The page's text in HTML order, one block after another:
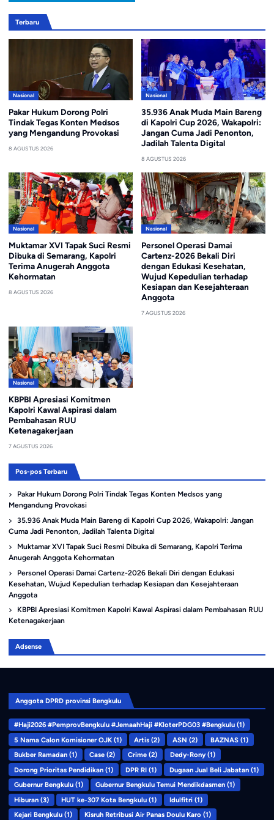
Terbaru
Nasional
Pakar Hukum Dorong Polri
Tindak Tegas Konten Medsos
yang Mengandung Provokasi
8 AGUSTUS 2026
Nasional
35.936 Anak Muda Main Bareng
di Kapolri Cup 2026, Wakapolri:
Jangan Cuma Jadi Penonton,
Jadilah Talenta Digital
8 AGUSTUS 2026
Nasional
Muktamar XVI Tapak Suci Resmi
Dibuka di Semarang, Kapolri
Terima Anugerah Anggota
Kehormatan
8 AGUSTUS 2026
Nasional
Personel Operasi Damai
Cartenz-2026 Bekali Diri
dengan Edukasi Kesehatan,
Wujud Kepedulian terhadap
Kesiapan dan Kesejahteraan
Anggota
7 AGUSTUS 2026
Nasional
KBPBI Apresiasi Komitmen
Kapolri Kawal Aspirasi dalam
Pembahasan RUU
Ketenagakerjaan
7 AGUSTUS 2026
Pos-pos Terbaru
Pakar Hukum Dorong Polri Tindak Tegas Konten Medsos yang
Mengandung Provokasi
35.936 Anak Muda Main Bareng di Kapolri Cup 2026, Wakapolri: Jangan
Cuma Jadi Penonton, Jadilah Talenta Digital
Muktamar XVI Tapak Suci Resmi Dibuka di Semarang, Kapolri Terima
Anugerah Anggota Kehormatan
Personel Operasi Damai Cartenz-2026 Bekali Diri dengan Edukasi
Kesehatan, Wujud Kepedulian terhadap Kesiapan dan Kesejahteraan
Anggota
KBPBI Apresiasi Komitmen Kapolri Kawal Aspirasi dalam Pembahasan RUU
Ketenagakerjaan
Adsense
Anggota DPRD provinsi Bengkulu
#Haji2026 #PemprovBengkulu #JemaahHaji #KloterPDG03 #Bengkulu(1)
5 Nama Calon Komisioner OJK(1) Artis (2) ASN (2) BAZNAS (1)
Bukber Ramadan(1) Case (2) Crime (2) Dedy-Rony(1)
Dorong Prioritas Pendidikan(1) DPR RI (1) Dugaan Jual Beli Jabatan (1)
Gubernur Bengkulu(1) Gubernur Bengkulu Temui Mendikdasmen (1)
Hiburan(3) HUT ke-307 Kota Bengkulu (1) Idulfitri (1)
Kejari Bengkulu(1) Kisruh Retribusi Air Panas Doulu Karo (1)